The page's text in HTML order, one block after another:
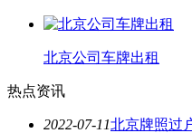
北京公司车牌出租
热点资讯
2022-07-11北京牌照过